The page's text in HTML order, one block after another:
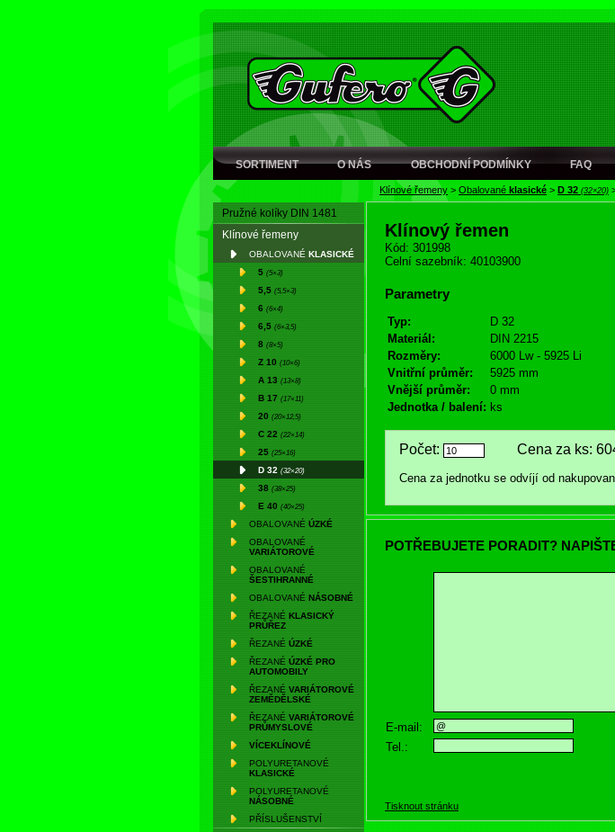
SORTIMENT O NÁS OBCHODNÍ PODMÍNKY FAQ
Klínové řemeny > Obalované klasické > D 32 (32×20)
Pružné kolíky DIN 1481
Klínové řemeny
OBALOVANÉ KLASICKÉ
5 (5×3)
5,5 (5,5×3)
6 (6×4)
6,5 (6×3,5)
8 (8×5)
Z 10 (10×6)
A 13 (13×8)
B 17 (17×11)
20 (20×12,5)
C 22 (22×14)
25 (25×16)
D 32 (32×20)
38 (38×25)
E 40 (40×25)
OBALOVANÉ ÚZKÉ
OBALOVANÉ
VARIÁTOROVÉ
OBALOVANÉ
ŠESTIHRANNÉ
OBALOVANÉ NÁSOBNÉ
ŘEZANÉ KLASICKÝ
PRŮŘEZ
ŘEZANÉ ÚZKÉ
ŘEZANÉ ÚZKÉ PRO
AUTOMOBILY
ŘEZANÉ VARIÁTOROVÉ
ZEMĚDĚLSKÉ
ŘEZANÉ VARIÁTOROVÉ
PRŮMYSLOVÉ
VÍCEKLÍNOVÉ
POLYURETANOVÉ
KLASICKÉ
POLYURETANOVÉ
NÁSOBNÉ
PŘÍSLUŠENSTVÍ
Klínový řemen
Kód: 301998
Celní sazebník: 40103900
Parametry
Typ:
D 32
Materiál:
DIN 2215
Rozměry:
6000 Lw - 5925 Li
Vnitřní průměr:
5925 mm
Vnější průměr:
0 mm
Jednotka / balení: ks
Počet: Cena za ks:
Cena za jednotku se odvíjí od
POTŘEBUJETE PORADIT?
E-mail:
Tel.:
Tisknout stránku